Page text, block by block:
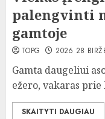
palengvinti
gamtoje
TOPG 2026 28
Gamta daugeliui
ežero, vakaras
SKAITYTI DAUGIAU